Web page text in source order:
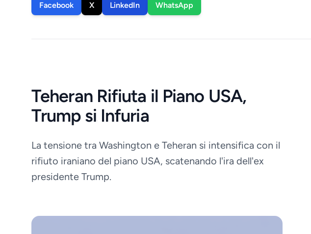
Facebook X LinkedIn WhatsApp
Teheran Rifiuta il Piano USA,
Trump si Infuria
La tensione tra Washington e Teheran si intensifica con il
rifiuto iraniano del piano USA, scatenando l'ira dell'ex
presidente Trump.